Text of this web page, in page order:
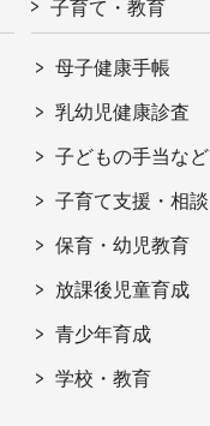
子育て・教育
母子健康手帳
乳幼児健康診査
子どもの手当など
子育て支援・相談
保育・幼児教育
放課後児童育成
青少年育成
学校・教育